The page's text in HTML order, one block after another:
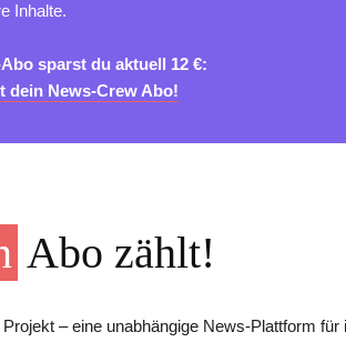
Inhalte.
Abo sparst du aktuell 12 €:
dein News-Crew Abo!
Abo zählt!
– eine unabhängige News-Plattform für